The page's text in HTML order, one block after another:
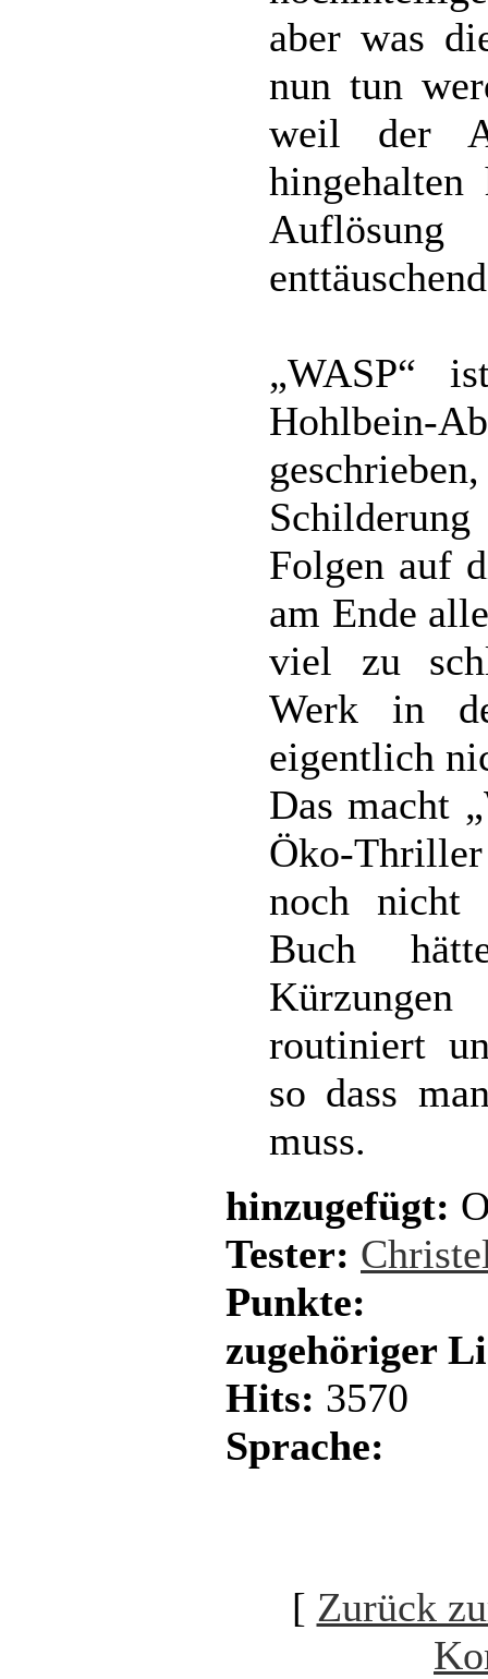
aber was
nun tun
weil der
„WASP“
Hohlbein-
Folgen auf
am Ende
viel zu
Werk in
eigentlich
Das macht
Öko-
noch nicht
Buch
routiniert
so dass
muss.
hinzugefügt:
Tester:
Punkte:
zugehöriger
Hits: 3570
Sprache:
[ Zurück